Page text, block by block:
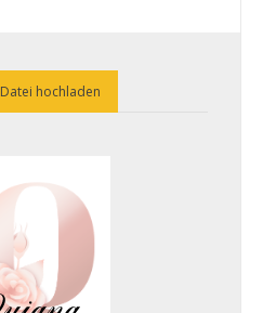
Datei hochladen